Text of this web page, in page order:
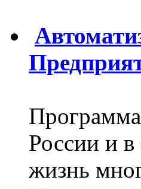
России и в
жизнь